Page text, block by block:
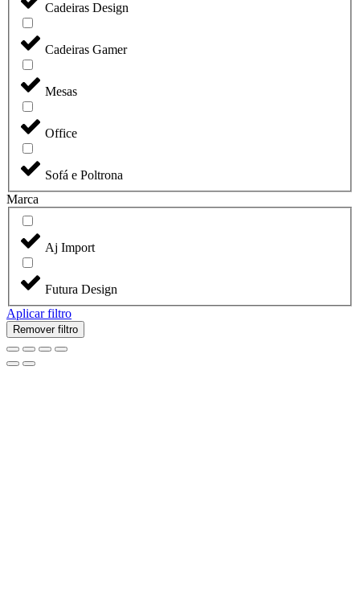
Cadeiras Design
Cadeiras Gamer
Mesas
Office
Sofá e Poltrona
Marca
Aj Import
Futura Design
Aplicar filtro
Remover filtro